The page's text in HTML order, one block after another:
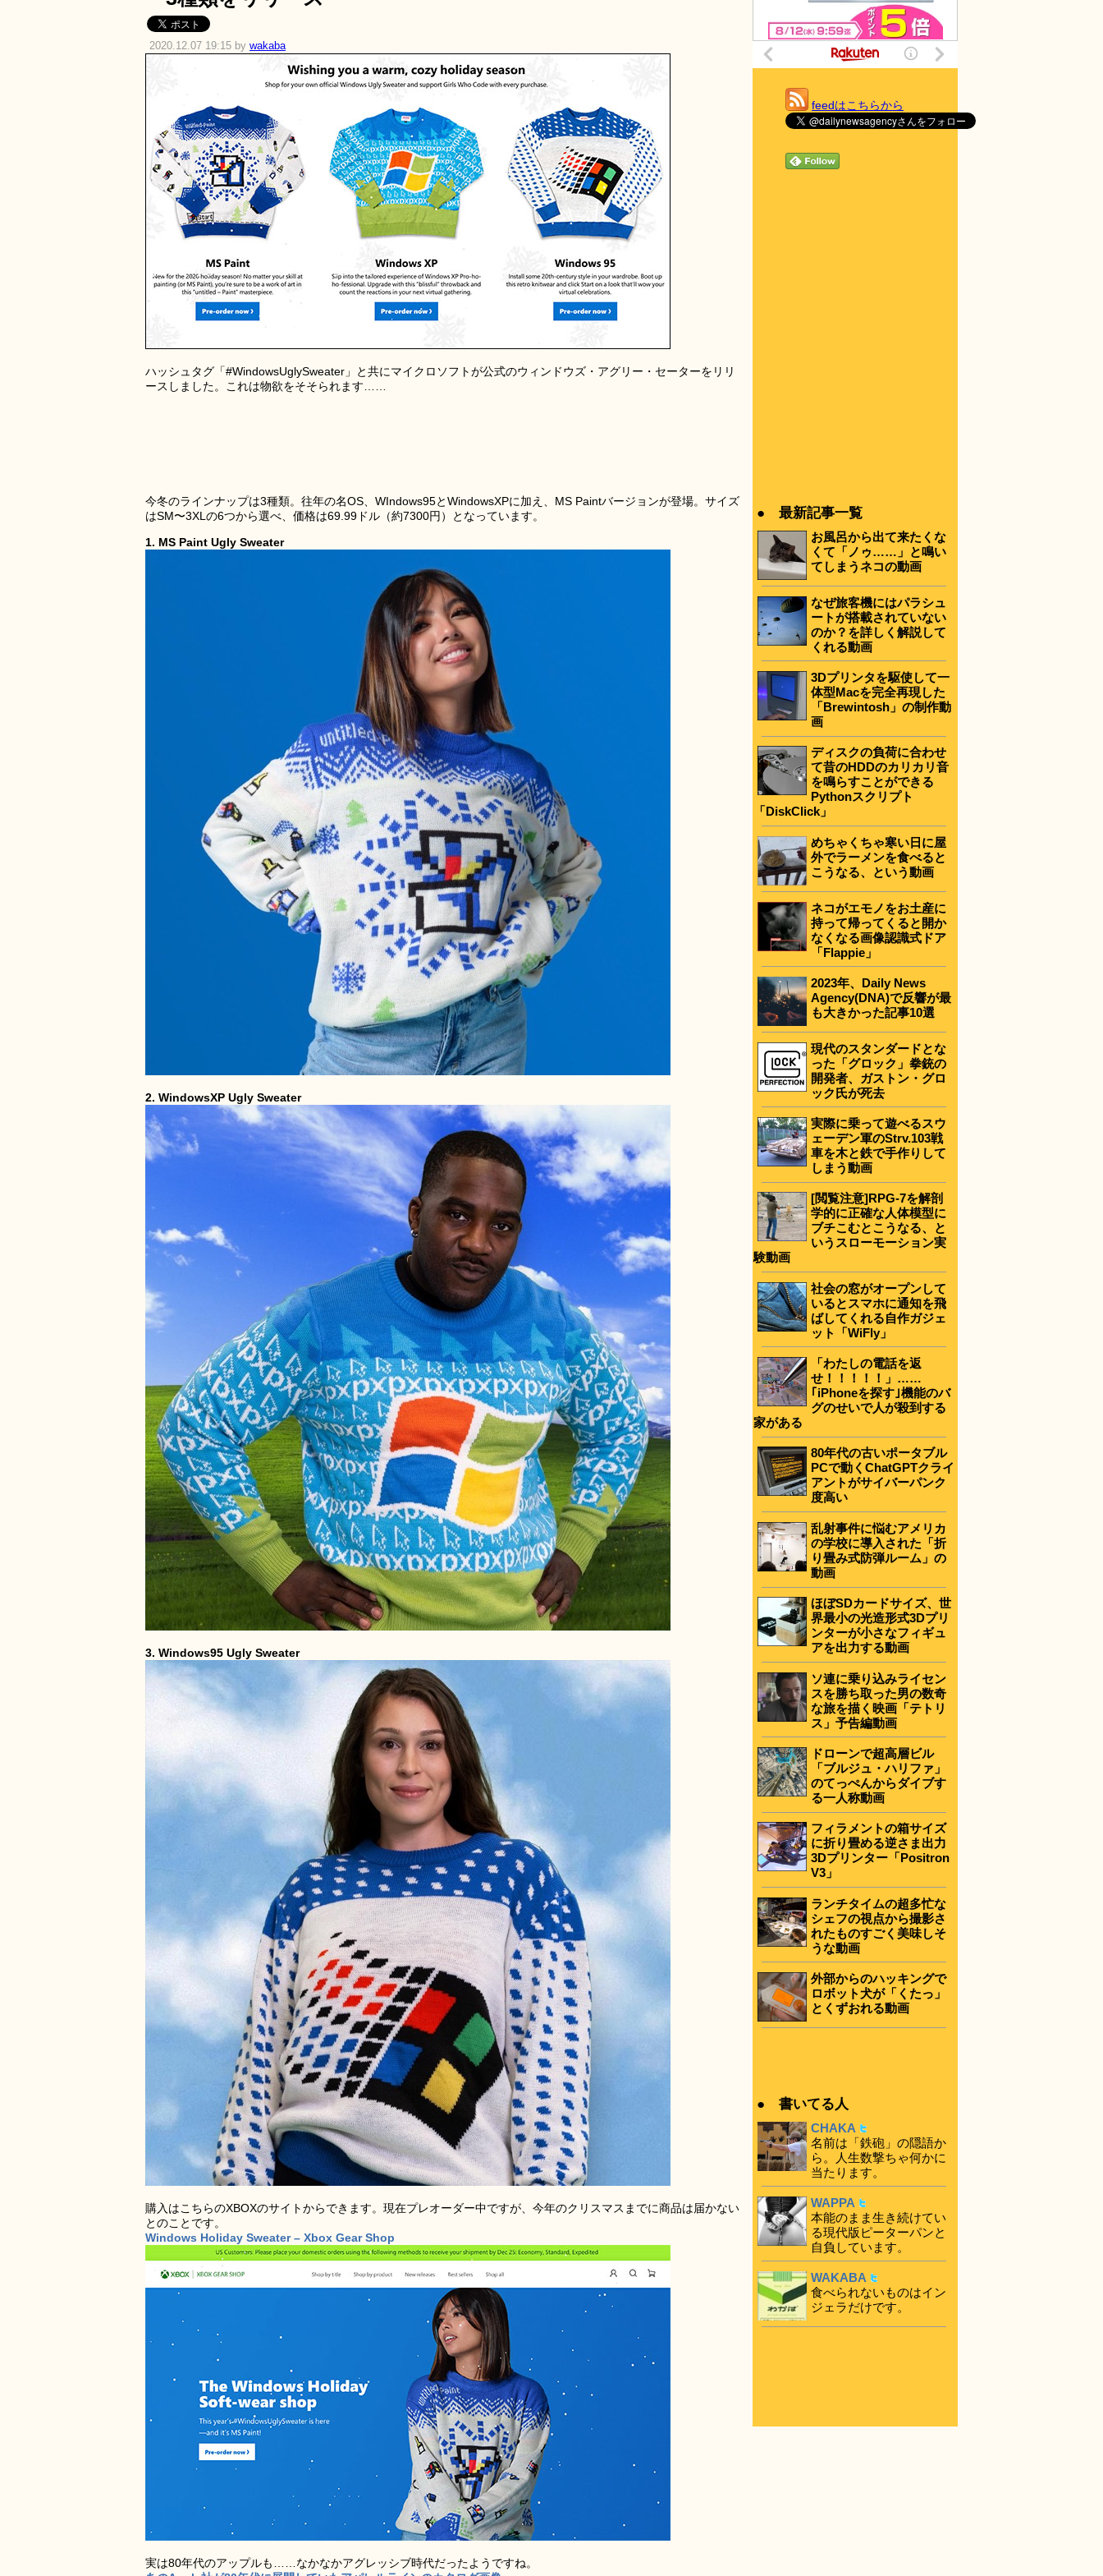
2020.12.07 19:15 by wakaba
ハッシュタグ「#WindowsUglySweater」と共にマイクロソフトが公式のウィンドウズ・アグリー・セーターをリリ
ースしました。これは物欲をそそられます……
今冬のラインナップは3種類。往年の名OS、WIndows95とWindowsXPに加え、MS Paintバージョンが登場。サイズ
はSM〜3XLの6つから選べ、価格は69.99ドル（約7300円）となっています。
1. MS Paint Ugly Sweater
2. WindowsXP Ugly Sweater
3. Windows95 Ugly Sweater
購入はこちらのXBOXのサイトからできます。現在プレオーダー中ですが、今年のクリスマスまでに商品は届かない
とのことです。
Windows Holiday Sweater – Xbox Gear Shop
実は80年代のアップルも……なかなかアグレッシブ時代だったようですね。
feedはこちらから
● 最新記事一覧
お風呂から出て来たくな
くて「ノゥ……」と鳴い
てしまうネコの動画
なぜ旅客機にはパラシュ
ートが搭載されていない
のか？を詳しく解説して
くれる動画
3Dプリンタを駆使して一
体型Macを完全再現した
「Brewintosh」の制作動
画
ディスクの負荷に合わせ
て昔のHDDのカリカリ音
を鳴らすことができる
Pythonスクリプト
「DiskClick」
めちゃくちゃ寒い日に屋
外でラーメンを食べると
こうなる、という動画
ネコがエモノをお土産に
持って帰ってくると開か
なくなる画像認識式ドア
「Flappie」
2023年、Daily News
Agency(DNA)で反響が最
も大きかった記事10選
現代のスタンダードとな
った「グロック」拳銃の
開発者、ガストン・グロ
ック氏が死去
実際に乗って遊べるスウ
ェーデン軍のStrv.103戦
車を木と鉄で手作りして
しまう動画
[閲覧注意]RPG-7を解剖
学的に正確な人体模型に
ブチこむとこうなる、と
いうスローモーション実
験動画
社会の窓がオープンして
いるとスマホに通知を飛
ばしてくれる自作ガジェ
ット「WiFly」
「わたしの電話を返
せ！！！！！」……
｢iPhoneを探す｣機能のバ
グのせいで人が殺到する
家がある
80年代の古いポータブル
PCで動くChatGPTクライ
アントがサイバーパンク
度高い
乱射事件に悩むアメリカ
の学校に導入された「折
り畳み式防弾ルーム」の
動画
ほぼSDカードサイズ、世
界最小の光造形式3Dプリ
ンターが小さなフィギュ
アを出力する動画
ソ連に乗り込みライセン
スを勝ち取った男の数奇
な旅を描く映画「テトリ
ス」予告編動画
ドローンで超高層ビル
「ブルジュ・ハリファ」
のてっぺんからダイブす
る一人称動画
フィラメントの箱サイズ
に折り畳める逆さま出力
3Dプリンター「Positron
V3」
ランチタイムの超多忙な
シェフの視点から撮影さ
れたものすごく美味しそ
うな動画
外部からのハッキングで
ロボット犬が「くたっ」
とくずおれる動画
● 書いてる人
CHAKA
名前は「鉄砲」の隠語か
ら。人生数撃ちゃ何かに
当たります。
WAPPA
本能のまま生き続けてい
る現代版ピーターパンと
自負しています。
WAKABA
食べられないものはイン
ジェラだけです。